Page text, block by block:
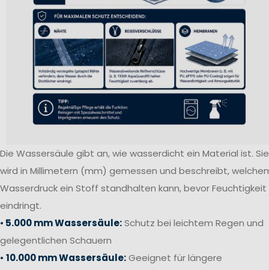
Die Wassersäule gibt an, wie wasserdicht ein Material ist. Sie
wird in Millimetern (mm) gemessen und beschreibt,
Wasserdruck ein Stoff standhalten kann, bevor Feuchtigkeit
eindringt.
• 5.000 mm Wassersäule:Schutz bei leichtem Regen und
gelegentlichen Schauern
• 10.000 mm Wassersäule:Geeignet für längere